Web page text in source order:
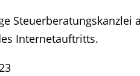
Internetauftritts.